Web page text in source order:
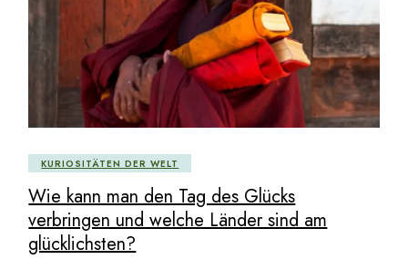
KURIOSITÄTEN DER WELT
Wie kann man den Tag des Glücks
verbringen und welche Länder sind am
glücklichsten?